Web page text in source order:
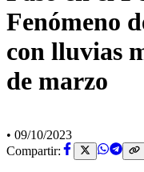
Fenómeno
con lluvias
de marzo
• 09/10/2023
Compartir: